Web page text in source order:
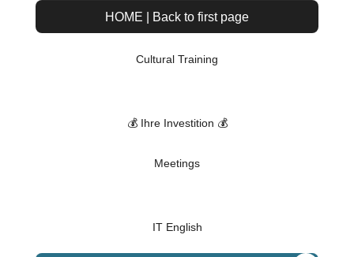
HOME | Back to first page
Cultural Training
💰 Ihre Investition 💰
Meetings
IT English